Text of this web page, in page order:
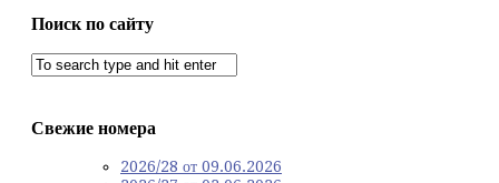
Поиск по сайту
Свежие номера
2026/28 от 09.06.2026